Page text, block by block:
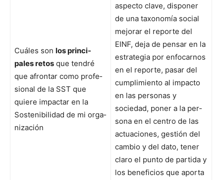
Cuáles son los prin­ci­
pales retos que ten­dré
que afrontar como pro­fe­
sion­al de la SST que
quiere impactar en la
Sosteni­bil­i­dad de mi orga­
ni­zación
aspec­to clave, dispon­er
de una tax­onomía social
mejo­rar el reporte del
EINF, deja de pen­sar en la
estrate­gia por enfo­carnos
en el reporte, pasar del
cumplim­ien­to al impacto
en las per­sonas y
sociedad, pon­er a la per­
sona en el cen­tro de las
actua­ciones, gestión del
cam­bio y del dato, ten­er
claro el pun­to de par­ti­da y
los ben­efi­cios que apor­ta